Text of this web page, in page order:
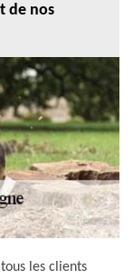
de nos
les clients